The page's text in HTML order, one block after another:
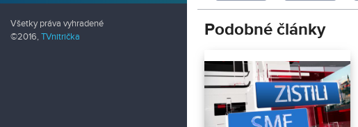
Všetky práva vyhradené
©2016, TVnitrička Podobné články